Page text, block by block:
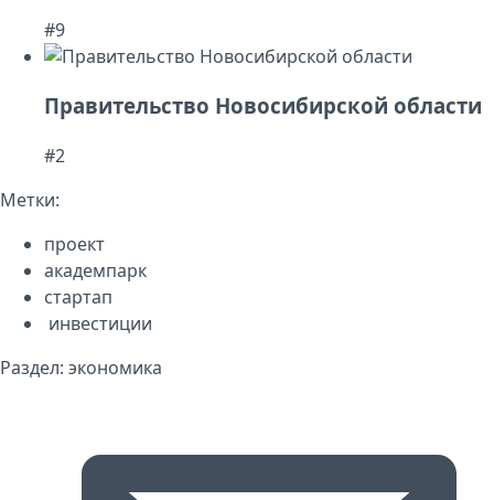
#9
Правительство Новосибирской области
#2
Метки:
проект
академпарк
стартап
инвестиции
Раздел: экономика